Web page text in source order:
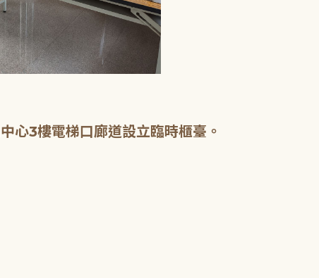
心3樓電梯口廊道設立臨時櫃臺。